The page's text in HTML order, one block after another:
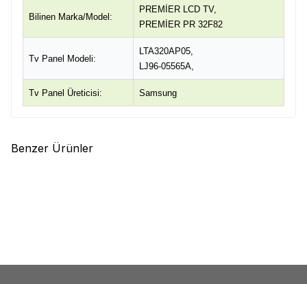
Bilinen Marka/Model:
PREMİER LCD TV,
PREMİER PR 32F82
Tv Panel Modeli:
LTA320AP05,
LJ96-05565A,
Tv Panel Üreticisi: Samsung
Benzer Ürünler